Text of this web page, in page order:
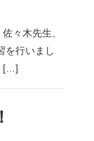
々木先生、
を行いまし
[…]